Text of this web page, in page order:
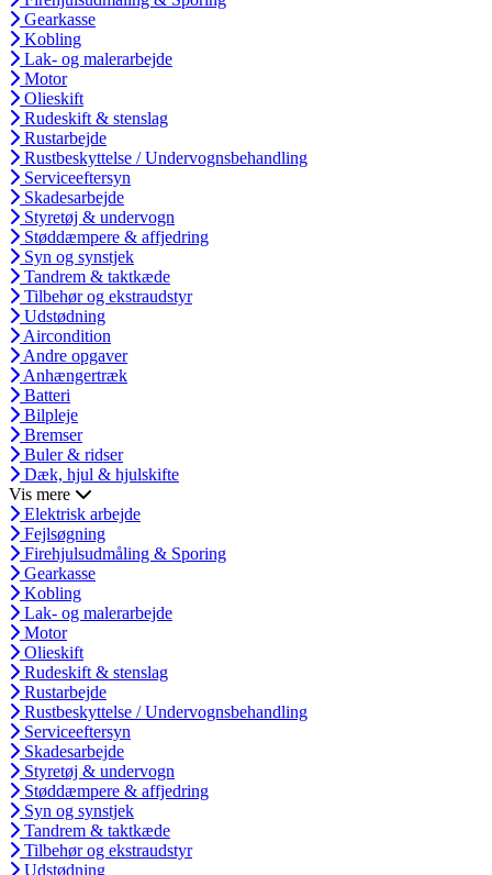
Gearkasse
Kobling
Lak- og malerarbejde
Motor
Olieskift
Rudeskift & stenslag
Rustarbejde
Rustbeskyttelse / Undervognsbehandling
Serviceeftersyn
Skadesarbejde
Styretøj & undervogn
Støddæmpere & affjedring
Syn og synstjek
Tandrem & taktkæde
Tilbehør og ekstraudstyr
Udstødning
Aircondition
Andre opgaver
Anhængertræk
Batteri
Bilpleje
Bremser
Buler & ridser
Dæk, hjul & hjulskifte
Vis mere
Elektrisk arbejde
Fejlsøgning
Firehjulsudmåling & Sporing
Gearkasse
Kobling
Lak- og malerarbejde
Motor
Olieskift
Rudeskift & stenslag
Rustarbejde
Rustbeskyttelse / Undervognsbehandling
Serviceeftersyn
Skadesarbejde
Styretøj & undervogn
Støddæmpere & affjedring
Syn og synstjek
Tandrem & taktkæde
Tilbehør og ekstraudstyr
Udstødning